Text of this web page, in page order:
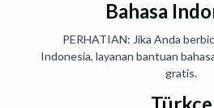
Bahasa
PERHATIAN: Jika Anda
Indonesia, layanan bantuan
gratis.
Türkçe